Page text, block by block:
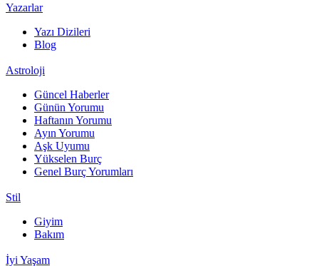
Yazarlar
Yazı Dizileri
Blog
Astroloji
Güncel Haberler
Günün Yorumu
Haftanın Yorumu
Ayın Yorumu
Aşk Uyumu
Yükselen Burç
Genel Burç Yorumları
Stil
Giyim
Bakım
İyi Yaşam